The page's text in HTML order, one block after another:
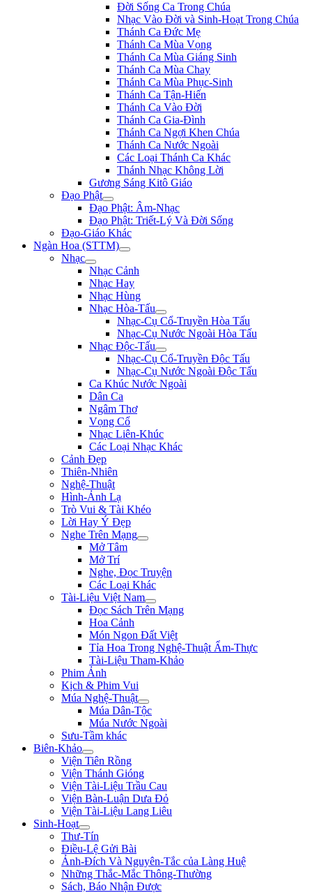
Đời Sống Ca Trong Chúa
Nhạc Vào Đời và Sinh-Hoạt Trong Chúa
Thánh Ca Đức Mẹ
Thánh Ca Mùa Vọng
Thánh Ca Mùa Giáng Sinh
Thánh Ca Mùa Chay
Thánh Ca Mùa Phục-Sinh
Thánh Ca Tận-Hiến
Thánh Ca Vào Đời
Thánh Ca Gia-Đình
Thánh Ca Ngợi Khen Chúa
Thánh Ca Nước Ngoài
Các Loại Thánh Ca Khác
Thánh Nhạc Không Lời
Gương Sáng Kitô Giáo
Đạo Phật
Đạo Phật: Âm-Nhạc
Đạo Phật: Triết-Lý Và Đời Sống
Đạo-Giáo Khác
Ngàn Hoa (STTM)
Nhạc
Nhạc Cảnh
Nhạc Hay
Nhạc Hùng
Nhạc Hòa-Tấu
Nhạc-Cụ Cổ-Truyền Hòa Tấu
Nhạc-Cụ Nước Ngoài Hòa Tấu
Nhạc Độc-Tấu
Nhạc-Cụ Cổ-Truyền Độc Tấu
Nhạc-Cụ Nước Ngoài Độc Tấu
Ca Khúc Nước Ngoài
Dân Ca
Ngâm Thơ
Vọng Cổ
Nhạc Liên-Khúc
Các Loại Nhạc Khác
Cảnh Đẹp
Thiên-Nhiên
Nghệ-Thuật
Hình-Ảnh Lạ
Trò Vui & Tài Khéo
Lời Hay Ý Đẹp
Nghe Trên Mạng
Mở Tâm
Mở Trí
Nghe, Đọc Truyện
Các Loại Khác
Tài-Liệu Việt Nam
Đọc Sách Trên Mạng
Hoa Cảnh
Món Ngon Đất Việt
Tỉa Hoa Trong Nghệ-Thuật Ẩm-Thực
Tài-Liệu Tham-Khảo
Phim Ảnh
Kịch & Phim Vui
Múa Nghệ-Thuật
Múa Dân-Tộc
Múa Nước Ngoài
Sưu-Tầm khác
Biên-Khảo
Viện Tiên Rồng
Viện Thánh Gióng
Viện Tài-Liệu Trầu Cau
Viện Bàn-Luận Dưa Đỏ
Viện Tài-Liệu Lang Liêu
Sinh-Hoạt
Thư-Tín
Điều-Lệ Gửi Bài
Ảnh-Đích Và Nguyên-Tắc của Làng Huệ
Những Thắc-Mắc Thông-Thường
Sách, Báo Nhận Được